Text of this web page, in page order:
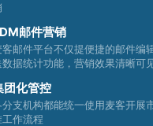
邮件营销
客邮件平台不仅提便捷的邮件编
数据统计功能，营销效果清晰可
团化管控
分支机构都能统一使用麦客开展
工作流程